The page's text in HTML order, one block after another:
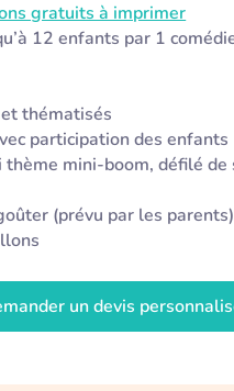
gratuits à imprimer
12 enfants par 1
thématisés
participation des enfants
thème mini-boom, défilé de
(prévu par les parents)
un devis